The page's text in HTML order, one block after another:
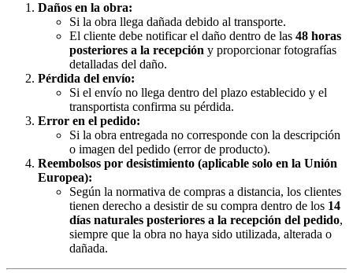
Daños en la obra:
Si la obra llega dañada debido al transporte.
El cliente debe notificar el daño dentro de las 48 horas
posteriores a la recepción y proporcionar fotografías
detalladas del daño.
Pérdida del envío:
Si el envío no llega dentro del plazo establecido y el
transportista confirma su pérdida.
Error en el pedido:
Si la obra entregada no corresponde con la descripción
o imagen del pedido (error de producto).
Reembolsos por desistimiento (aplicable solo en la Unión
Europea):
Según la normativa de compras a distancia, los clientes
tienen derecho a desistir de su compra dentro de los 14
días naturales posteriores a la recepción del pedido,
siempre que la obra no haya sido utilizada, alterada o
dañada.